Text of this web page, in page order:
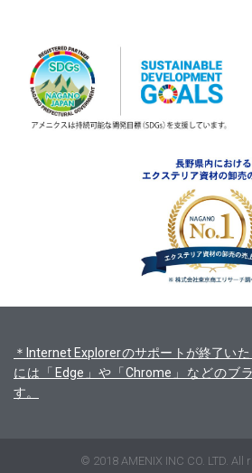
＊Internet Explorerのサポートが終了い
には「Edge」や「Chrome」などのブ
す。
© 2018 AMENIX INC CO. LTD. All